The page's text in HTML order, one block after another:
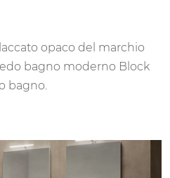
opaco del marchio
bagno moderno Block
bagno.